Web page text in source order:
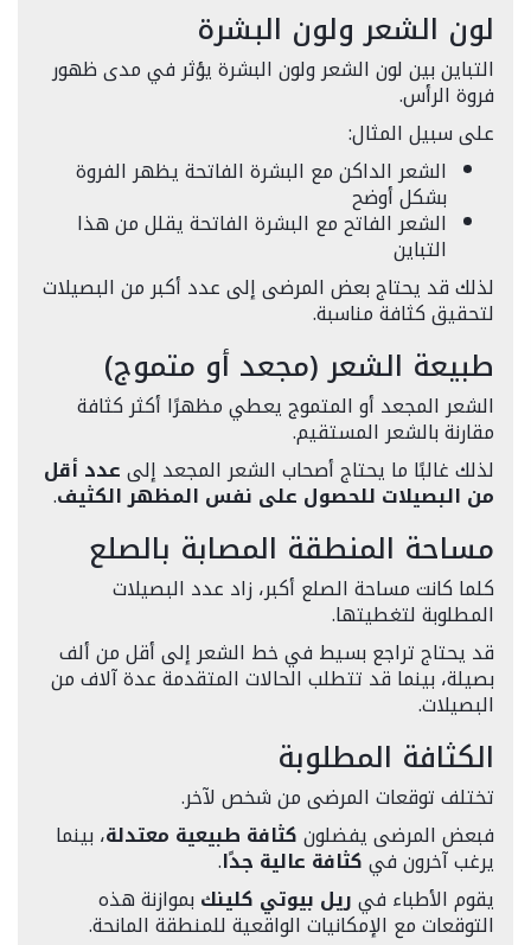
لون الشعر ولون البشرة
التباين بين لون الشعر ولون البشرة يؤثر في مدى ظهور
فروة الرأس.
على سبيل المثال:
الشعر الداكن مع البشرة الفاتحة يظهر الفروة
بشكل أوضح
الشعر الفاتح مع البشرة الفاتحة يقلل من هذا
التباين
لذلك قد يحتاج بعض المرضى إلى عدد أكبر من البصيلات
لتحقيق كثافة مناسبة.
طبيعة الشعر (مجعد أو متموج)
الشعر المجعد أو المتموج يعطي مظهرًا أكثر كثافة
مقارنة بالشعر المستقيم.
لذلك غالبًا ما يحتاج أصحاب الشعر المجعد إلىعدد أقل
من البصيلات للحصول على نفس المظهر الكثيف.
مساحة المنطقة المصابة بالصلع
كلما كانت مساحة الصلع أكبر، زاد عدد البصيلات
المطلوبة لتغطيتها.
قد يحتاج تراجع بسيط في خط الشعر إلى أقل من ألف
بصيلة، بينما قد تتطلب الحالات المتقدمة عدة آلاف من
البصيلات.
الكثافة المطلوبة
تختلف توقعات المرضى من شخص لآخر.
فبعض المرضى يفضلونكثافة طبيعية معتدلة، بينما
يرغب آخرون فيكثافة عالية جدًا.
يقوم الأطباء فيريل بيوتي كلينكبموازنة هذه
التوقعات مع الإمكانيات الواقعية للمنطقة المانحة.